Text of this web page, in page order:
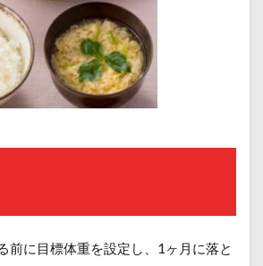
前に目標体重を設定し、1ヶ月に落と